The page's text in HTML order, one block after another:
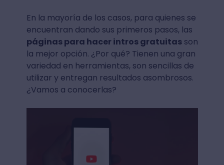
En la mayoría de los casos, para quienes se
encuentran dando sus primeros pasos, las
páginas para hacer intros gratuitasson
la mejor opción. ¿Por qué? Tienen una gran
variedad en herramientas, son sencillas de
utilizar y entregan resultados asombrosos.
¿Vamos a conocerlas?